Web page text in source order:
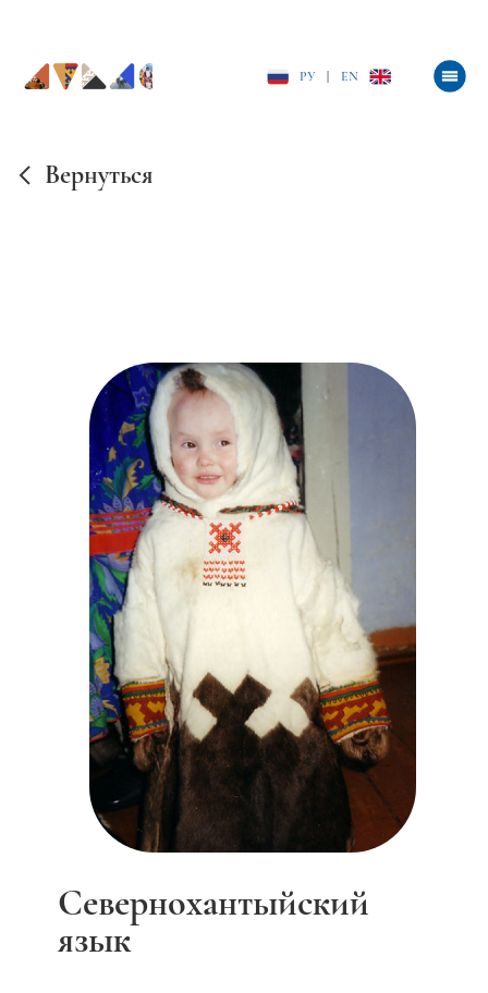
РУ EN
Вернуться
Северно­хантыйский
язык